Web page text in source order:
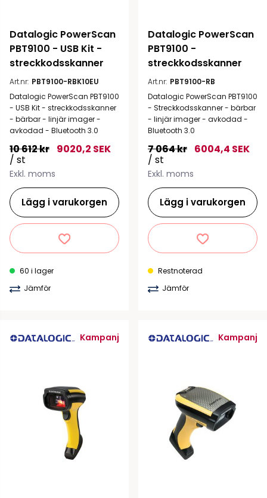
Datalogic PowerScan
PBT9100 - USB Kit -
streckkodsskanner
Art.nr: PBT9100-RBK10EU
Datalogic PowerScan PBT9100
- USB Kit - streckkodsskanner
- bärbar - linjär imager -
avkodad - Bluetooth 3.0
10 612 kr 9020,2 SEK
/ st
Exkl. moms
Lägg i varukorgen
60 i lager
Jämför
Datalogic PowerScan
PBT9100 -
streckkodsskanner
Art.nr: PBT9100-RB
Datalogic PowerScan PBT9100
- Streckkodsskanner - bärbar
- linjär imager - avkodad -
Bluetooth 3.0
7 064 kr 6004,4 SEK
/ st
Exkl. moms
Lägg i varukorgen
Restnoterad
Jämför
Kampanj Kampanj